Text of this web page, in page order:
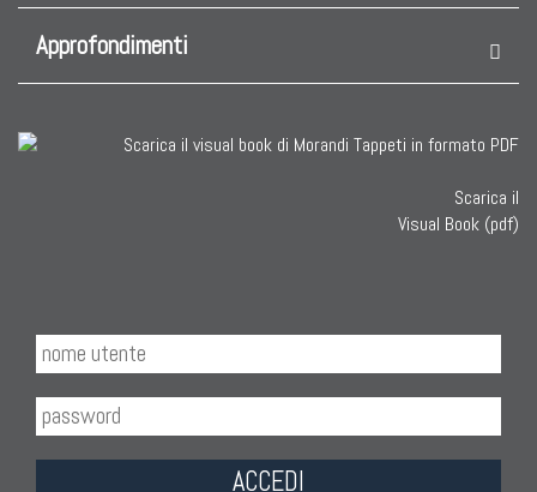
Approfondimenti
Scarica il
Visual Book (pdf)
ACCEDI